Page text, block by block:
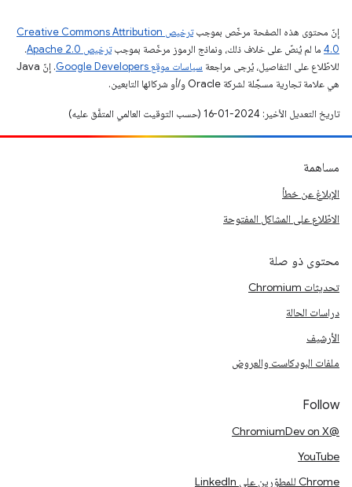
إنّ محتوى هذه الصفحة مرخّص بموجب
ترخيص Creative Commons Attribution
4.0‏ ما لم يُنصّ على خلاف ذلك، ونماذج الرموز مرخّصة بموجبترخيص Apache 2.0‏
.
للاطّلاع على التفاصيل، يُرجى مراجعة سياسات موقع Google Developers‏
. إنّ Java
هي علامة تجارية مسجَّلة لشركة Oracle و/أو شركائها التابعين.
تاريخ التعديل الأخير: 2024-01-16 (حسب التوقيت العالمي المتفَّق عليه)
مساهمة
الإبلاغ عن خطأ
الاطّلاع على المشاكل المفتوحة
محتوى ذو صلة
تحديثات Chromium
دراسات الحالة
الأرشيف
ملفات البودكاست والعروض
Follow
@ChromiumDev on X
YouTube
Chrome للمطوّرين على LinkedIn